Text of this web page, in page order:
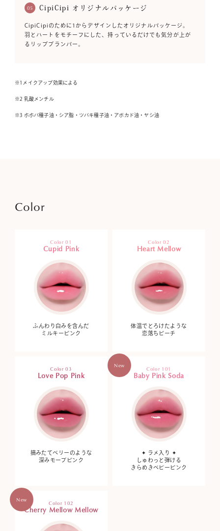
05 CipiCipi オリジナルパッケージ
CipiCipiのために1からデザインしたオリジナルパッケージ。
羽とハートをモチーフにした、持っているだけでも気分が上が
るリッププランパー。
※1メイクアップ効果による
※2 乳酸メンチル
※3 ホホバ種子油・シア脂・ツバキ種子油・アボカド油・ヤシ油
Color
Color 01
Cupid Pink
ふんわり白みを含んだ
ミルキーピンク
Color 02
Heart Mellow
体温でとろけたような
恋落ちピーチ
Color 03
Love Pop Pink
摘みたてベリーのような
深みモーブピンク
New Color 101
Baby Pink Soda
✦ ラメ入り ✦
しゅわっと弾ける
きらめきベビーピンク
New Color 102
Cherry Mellow Mellow